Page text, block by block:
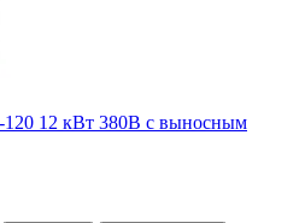
120 12 кВт 380В с выносным